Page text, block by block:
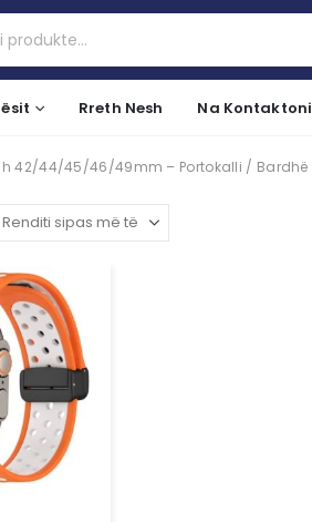
Rreth Nesh Na Kontaktoni
42/44/45/46/49mm – Portokalli / Bardhë